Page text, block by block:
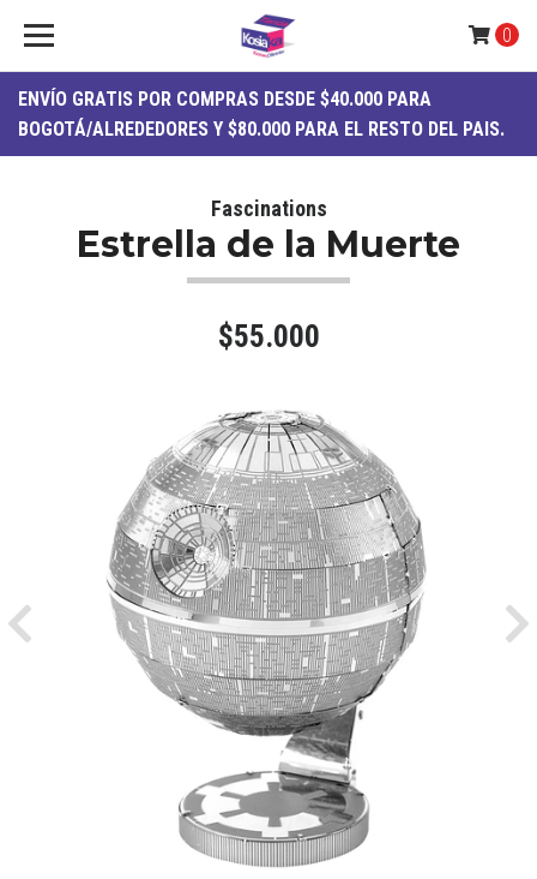
ENVÍO GRATIS POR COMPRAS DESDE $40.000 PARA
BOGOTÁ/ALREDEDORES Y $80.000 PARA EL RESTO DEL PAIS.
0
Fascinations
Estrella de la Muerte
$55.000
Previous